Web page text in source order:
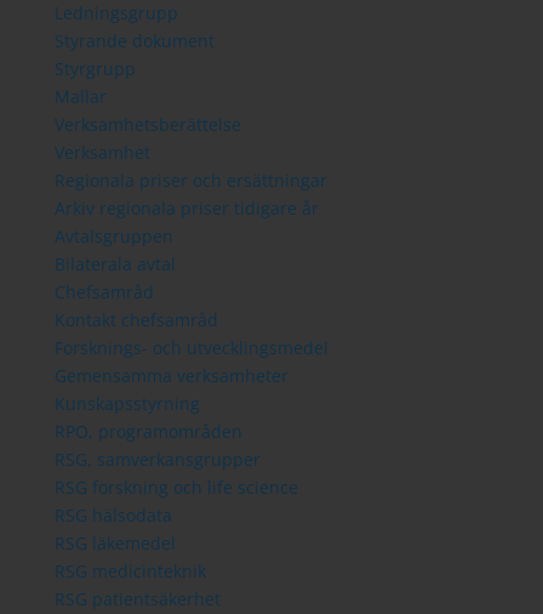
Ledningsgrupp
Styrande dokument
Styrgrupp
Mallar
Verksamhetsberättelse
Verksamhet
Regionala priser och ersättningar
Arkiv regionala priser tidigare år
Avtalsgruppen
Bilaterala avtal
Chefsamråd
Kontakt chefsamråd
Forsknings- och utvecklingsmedel
Gemensamma verksamheter
Kunskapsstyrning
RPO, programområden
RSG, samverkansgrupper
RSG forskning och life science
RSG hälsodata
RSG läkemedel
RSG medicinteknik
RSG patientsäkerhet